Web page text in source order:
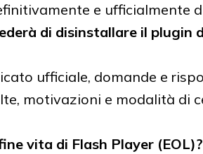
e ufficialmente
di disinstallare il plugin
ufficiale, domande e
motivazioni e modalità di
vita di Flash Player (EOL)?